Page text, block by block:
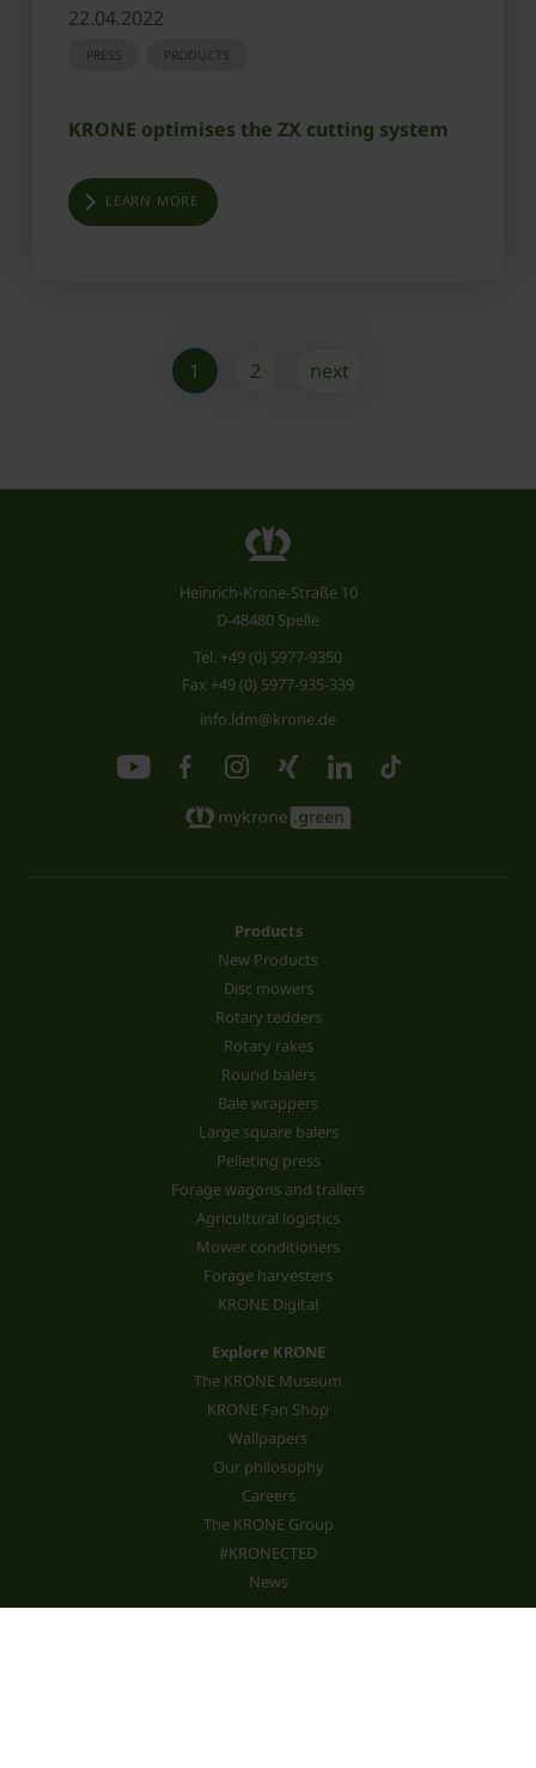
22.04.2022
PRESS PRODUCTS
KRONE optimises the ZX cutting system
LEARN MORE
1 2 next
Heinrich-Krone-Straße 10
D-48480 Spelle
Tel. +49 (0) 5977-9350
Fax +49 (0) 5977-935-339
info.ldm@krone.de
Products
New Products
Disc mowers
Rotary tedders
Rotary rakes
Round balers
Bale wrappers
Large square balers
Pelleting press
Forage wagons and trailers
Agricultural logistics
Mower conditioners
Forage harvesters
KRONE Digital
Explore KRONE
The KRONE Museum
KRONE Fan Shop
Wallpapers
Our philosophy
Careers
The KRONE Group
#KRONECTED
News